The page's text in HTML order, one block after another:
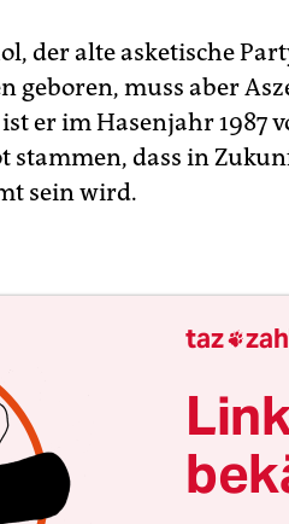
der alte asketische
geboren, muss aber
er im Hasenjahr 1987
stammen, dass in
sein wird.
taz 